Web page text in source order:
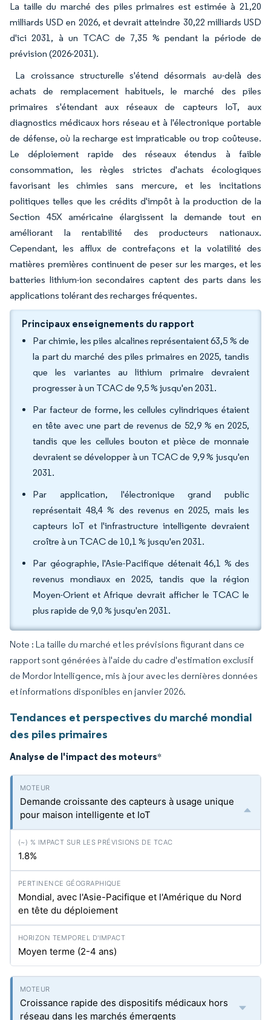
La taille du marché des piles primaires est estimée à 21,20
milliards USD en 2026, et devrait atteindre 30,22 milliards USD
d'ici 2031, à un TCAC de 7,35 % pendant la période de
prévision (2026-2031).
La croissance structurelle s'étend désormais au-delà des
achats de remplacement habituels, le marché des piles
primaires s'étendant aux réseaux de capteurs IoT, aux
diagnostics médicaux hors réseau et à l'électronique portable
de défense, où la recharge est impraticable ou trop coûteuse.
Le déploiement rapide des réseaux étendus à faible
consommation, les règles strictes d'achats écologiques
favorisant les chimies sans mercure, et les incitations
politiques telles que les crédits d'impôt à la production de la
Section 45X américaine élargissent la demande tout en
améliorant la rentabilité des producteurs nationaux.
Cependant, les afflux de contrefaçons et la volatilité des
matières premières continuent de peser sur les marges, et les
batteries lithium-ion secondaires captent des parts dans les
applications tolérant des recharges fréquentes.
Principaux enseignements du rapport
Par chimie, les piles alcalines représentaient 63,5 % de
la part du marché des piles primaires en 2025, tandis
que les variantes au lithium primaire devraient
progresser à un TCAC de 9,5 % jusqu'en 2031.
Par facteur de forme, les cellules cylindriques étaient
en tête avec une part de revenus de 52,9 % en 2025,
tandis que les cellules bouton et pièce de monnaie
devraient se développer à un TCAC de 9,9 % jusqu'en
2031.
Par application, l'électronique grand public
représentait 48,4 % des revenus en 2025, mais les
capteurs IoT et l'infrastructure intelligente devraient
croître à un TCAC de 10,1 % jusqu'en 2031.
Par géographie, l'Asie-Pacifique détenait 46,1 % des
revenus mondiaux en 2025, tandis que la région
Moyen-Orient et Afrique devrait afficher le TCAC le
plus rapide de 9,0 % jusqu'en 2031.
Note : La taille du marché et les prévisions figurant dans ce
rapport sont générées à l'aide du cadre d'estimation exclusif
de Mordor Intelligence, mis à jour avec les dernières données
et informations disponibles en janvier 2026.
Tendances et perspectives du marché mondial
des piles primaires
Analyse de l'impact des moteurs*
Demande croissante des capteurs à usage unique
pour maison intelligente et IoT
1.8%
Mondial, avec l'Asie-Pacifique et l'Amérique du Nord
en tête du déploiement
Moyen terme (2-4 ans)
Croissance rapide des dispositifs médicaux hors
réseau dans les marchés émergents